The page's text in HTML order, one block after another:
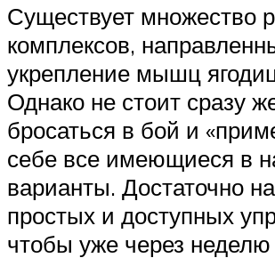
Существует множество
комплексов,
укрепление мышц
Однако не стоит сразу
бросаться в бой и
себе все имеющиеся в
варианты. Достаточно
простых и доступных
чтобы уже через неделю